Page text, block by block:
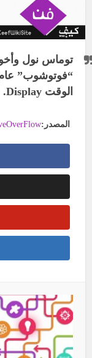
توماس نول
الوقت Display.
المصدر: